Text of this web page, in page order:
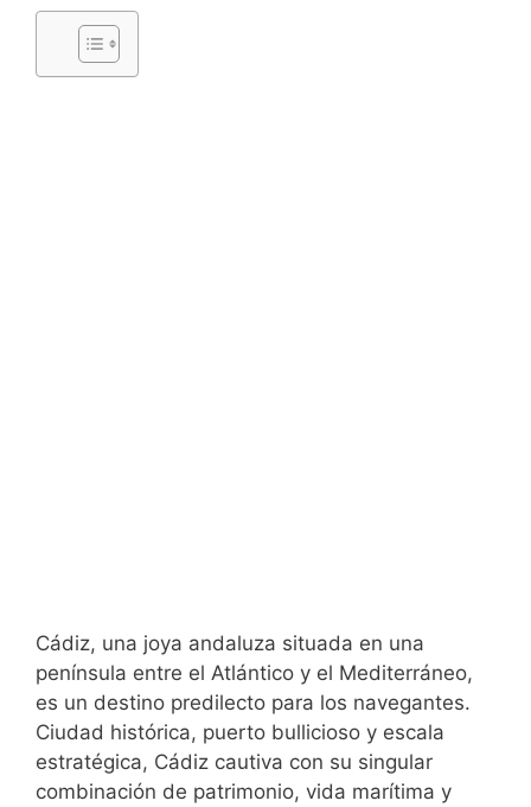
Cádiz, una joya andaluza situada en una
península entre el Atlántico y el Mediterráneo,
es un destino predilecto para los navegantes.
Ciudad histórica, puerto bullicioso y escala
estratégica, Cádiz cautiva con su singular
combinación de patrimonio, vida marítima y